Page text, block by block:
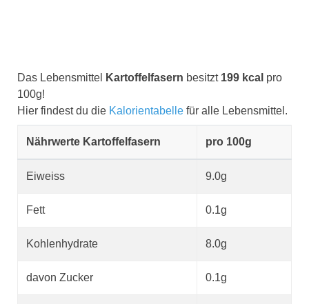
Das Lebensmittel Kartoffelfasern besitzt 199 kcal pro
100g!
Hier findest du die Kalorientabelle für alle Lebensmittel.
Nährwerte Kartoffelfasern pro 100g
Eiweiss 9.0g
Fett 0.1g
Kohlenhydrate 8.0g
davon Zucker 0.1g